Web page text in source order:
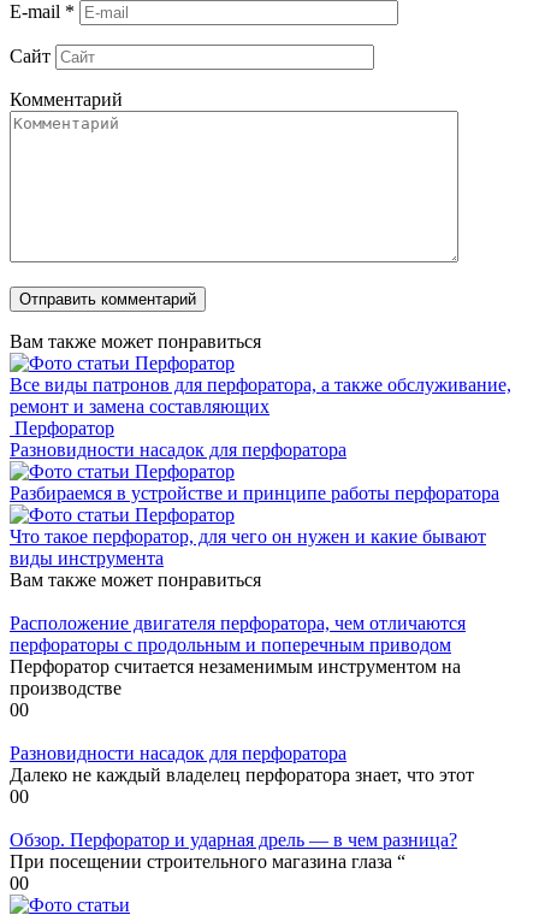
E-mail *
Сайт
Комментарий
Вам также может понравиться
Перфоратор
Все виды патронов для перфоратора, а также обслуживание,
ремонт и замена составляющих
Перфоратор
Разновидности насадок для перфоратора
Перфоратор
Разбираемся в устройстве и принципе работы перфоратора
Перфоратор
Что такое перфоратор, для чего он нужен и какие бывают
виды инструмента
Вам также может понравиться
Расположение двигателя перфоратора, чем отличаются
перфораторы с продольным и поперечным приводом
Перфоратор считается незаменимым инструментом на
производстве
00
Разновидности насадок для перфоратора
Далеко не каждый владелец перфоратора знает, что этот
00
Обзор. Перфоратор и ударная дрель — в чем разница?
При посещении строительного магазина глаза “
00